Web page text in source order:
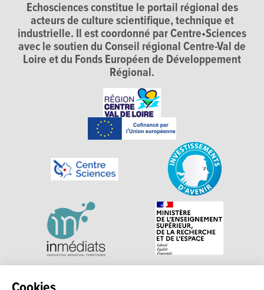
Echosciences constitue le portail régional des
acteurs de culture scientifique, technique et
industrielle. Il est coordonné par Centre•Sciences
avec le soutien du Conseil régional Centre-Val de
Loire et du Fonds Européen de Développement
Régional.
Explorer, s’exprimer, rentrer en contact : Echosciences